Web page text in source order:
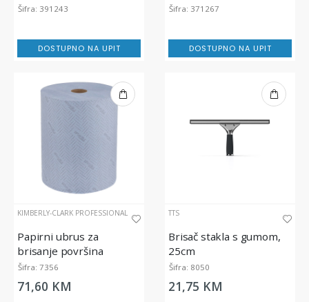
40 kW, serija 900XP,
Šifra: 391243
DOSTUPNO NA UPIT
Šifra: 371267
DOSTUPNO NA UPIT
KIMBERLY-CLARK PROFESSIONAL
Papirni ubrus za
brisanje površina
WypAll® L20 Essential -
Jumbo Rola, dvoslojna,
plava
Šifra: 7356
71,60 KM
TTS
Brisač stakla s gumom,
25cm
Šifra: 8050
21,75 KM